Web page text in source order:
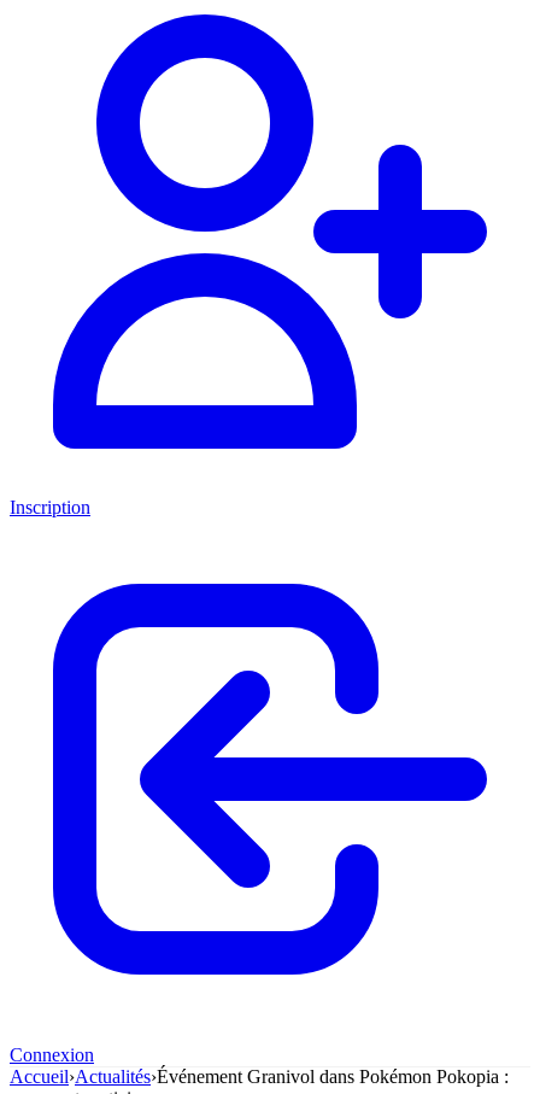
Inscription
Connexion
Accueil›Actualités›Événement Granivol dans Pokémon Pokopia :